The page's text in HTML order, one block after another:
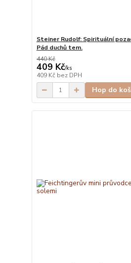
Steiner Rudolf: Spirituální
Pád duchů tem.
440 Kč
409 Kč/ks
409 Kč bez DPH
Hop do